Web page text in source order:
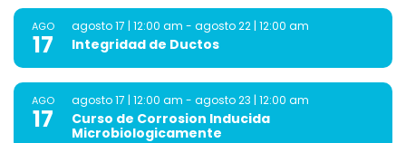
AGO
17
agosto 17 | 12:00 am - agosto 22 | 12:00 am
Integridad de Ductos
AGO
17
agosto 17 | 12:00 am - agosto 23 | 12:00 am
Curso de Corrosion Inducida
Microbiologicamente